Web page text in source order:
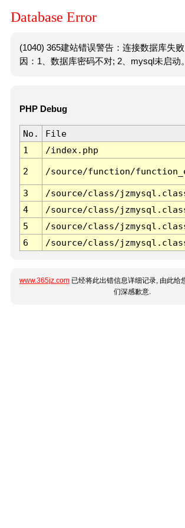
Database Error
(1040) 365建站错误警告：连接数据库失
因：1、数据库密码不对; 2、mysql未启动。
PHP Debug
No. File
1
/index.php
2 /source/function/
3 /source/class/
4
/source/class/
5
/source/class/
6
/source/class/
www.365jz.com 已经将此出错信息详细记录, 由此给
们深感歉意.